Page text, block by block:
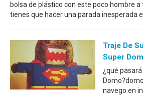
bolsa de plástico con este poco hombre a
tienes que hacer una parada inesperada
Traje De
Super
¿qué
navego en